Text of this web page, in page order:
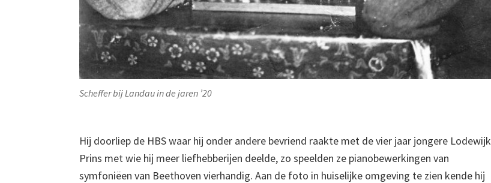
Scheffer bij Landau in de jaren ’20
Hij doorliep de HBS waar hij onder andere bevriend raakte met de vier jaar jongere Lodewijk
Prins met wie hij meer liefhebberijen deelde, zo speelden ze pianobewerkingen van
symfoniëen van Beethoven vierhandig. Aan de foto in huiselijke omgeving te zien kende hij